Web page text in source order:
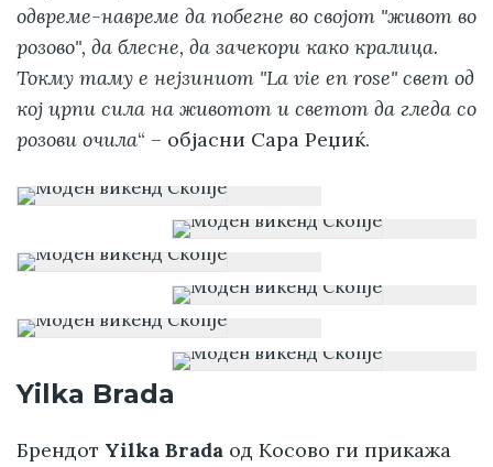
одвреме-навреме да побегне во својот "живот во
розово", да блесне, да зачекори како кралица.
Токму таму е нејзиниот "La vie en rose" свет од
кој црпи сила на животот и светот да гледа со
розови очила“ – објасни Сара Реџиќ.
Yilka Brada
Брендот Yilka Brada од Косово ги прикажа